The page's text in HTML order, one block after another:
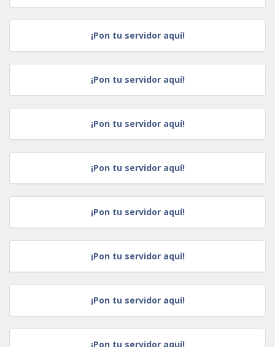
¡Pon tu servidor aquí!
¡Pon tu servidor aquí!
¡Pon tu servidor aquí!
¡Pon tu servidor aquí!
¡Pon tu servidor aquí!
¡Pon tu servidor aquí!
¡Pon tu servidor aquí!
¡Pon tu servidor aquí!